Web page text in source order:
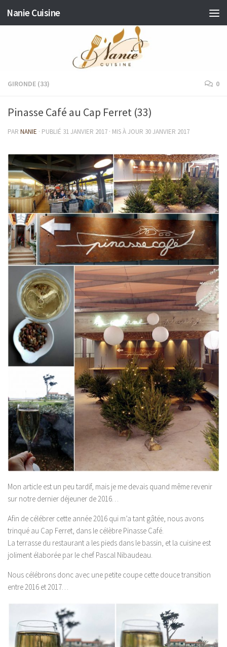
Skip to content
Nanie Cuisine
GIRONDE (33) 0
Pinasse Café au Cap Ferret (33)
PAR NANIE · PUBLIÉ 31 JANVIER 2017 · MIS À JOUR 30 JANVIER 2017
Mon article est un peu tardif, mais je me devais quand même revenir
sur notre dernier déjeuner de 2016…
Afin de célébrer cette année 2016 qui m’a tant gâtée, nous avons
trinqué au Cap Ferret, dans le célèbre Pinasse Café.
La terrasse du restaurant a les pieds dans le bassin, et la cuisine est
joliment élaborée par le chef Pascal Nibaudeau.
Nous célébrons donc avec une petite coupe cette douce transition
entre 2016 et 2017…